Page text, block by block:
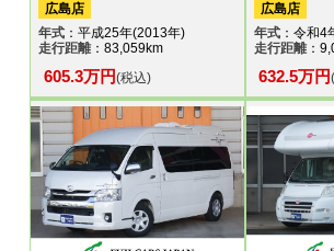
広島店
年式 ：平成25年(2013年)
走行距離：83,059km
605.3万円(税込)
広島店
年式：令和4
走行距離：
632.5万円